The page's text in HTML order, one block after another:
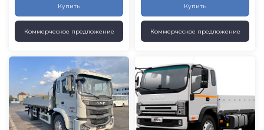
Купить
Коммерческое предложение
Купить
Коммерческое предложение